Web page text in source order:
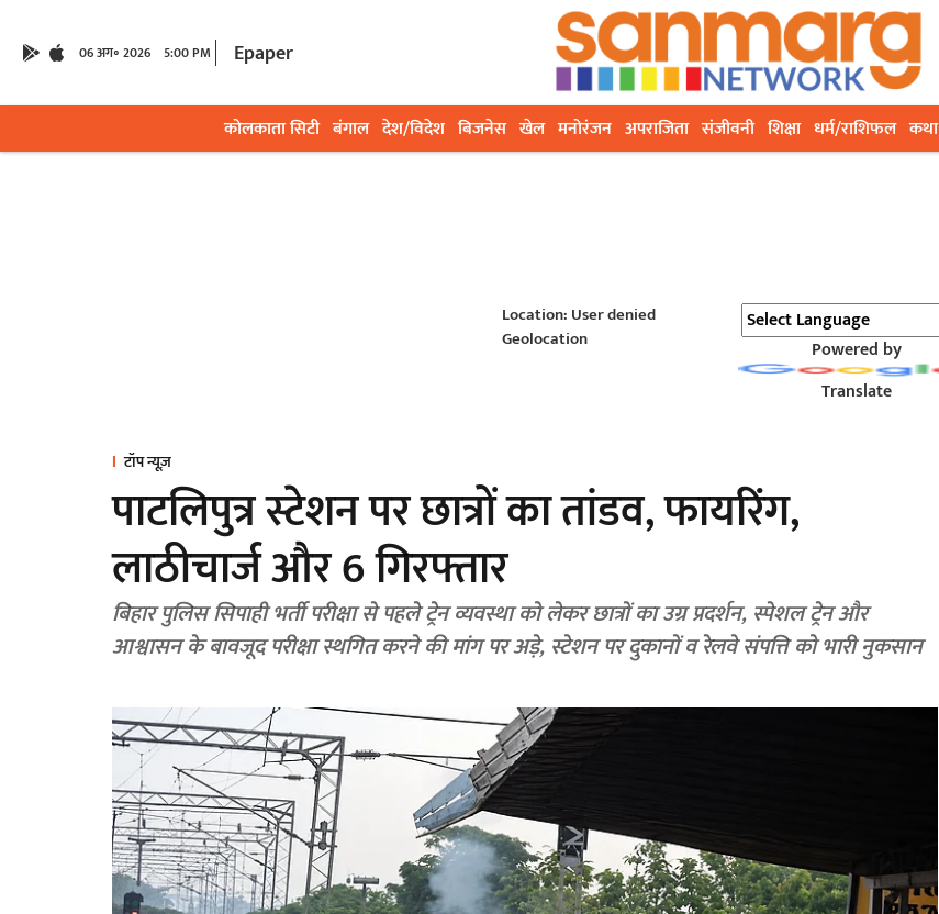
06 अग॰ 2026 5:00 PM Epaper
कोलकाता सिटी बंगाल देश/विदेश बिजनेस खेल मनोरंजन अपराजिता संजीवनी शिक्षा धर्म/राशिफल कथा
Location: User denied
Geolocation
Powered by
Translate
टॉप न्यूज़
पाटलिपुत्र स्टेशन पर छात्रों का तांडव, फायरिंग,
लाठीचार्ज और 6 गिरफ्तार
बिहार पुलिस सिपाही भर्ती परीक्षा से पहले ट्रेन व्यवस्था को लेकर छात्रों का उग्र प्रदर्शन, स्पेशल ट्रेन और
आश्वासन के बावजूद परीक्षा स्थगित करने की मांग पर अड़े, स्टेशन पर दुकानों व रेलवे संपत्ति को भारी नुकसान